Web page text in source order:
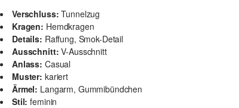
Verschluss: Tunnelzug
Kragen: Hemdkragen
Details: Raffung, Smok-Detail
Ausschnitt: V-Ausschnitt
Anlass: Casual
Muster: kariert
Ärmel: Langarm, Gummibündchen
Stil: feminin